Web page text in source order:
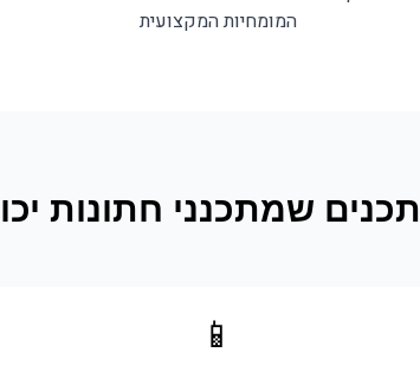
המומחיות המקצועית
שמתכנני חתונות
📱